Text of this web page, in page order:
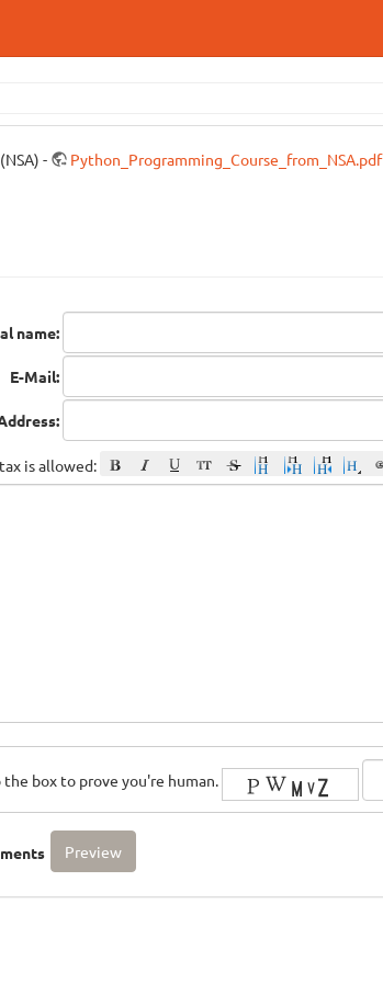
- Python_Programming_Course_from_NSA.pdf
name:
E-Mail:
is allowed:
box to prove you're human.